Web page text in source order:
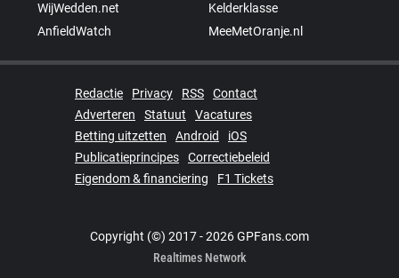
WijWedden.net
Kelderklasse
AnfieldWatch
MeeMetOranje.nl
Redactie Privacy RSS
Contact
Adverteren
Statuut
Vacatures
Betting uitzetten
Android
iOS
Publicatieprincipes
Correctiebeleid
Eigendom & financiering
F1 Tickets
Copyright (©) 2017 - 2026 GPFans.com
Realtimes Network